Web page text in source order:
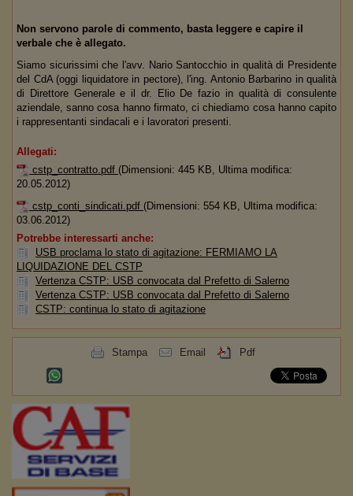
Non servono parole di commento, basta leggere e capire il
verbale che è allegato.
Siamo sicurissimi che l'avv. Nario Santocchio in qualità di Presidente
del CdA (oggi liquidatore in pectore), l'ing. Antonio Barbarino in qualità
di Direttore Generale e il dr. Elio De fazio in qualità di consulente
aziendale, sanno cosa hanno firmato, ci chiediamo cosa hanno capito
i rappresentanti sindacali e i lavoratori presenti.
Allegati:
cstp_contratto.pdf (Dimensioni: 445 KB, Ultima modifica:
20.05.2012)
cstp_conti_sindicati.pdf (Dimensioni: 554 KB, Ultima modifica:
03.06.2012)
Potrebbe interessarti anche:
USB proclama lo stato di agitazione: FERMIAMO LA
LIQUIDAZIONE DEL CSTP
Vertenza CSTP: USB convocata dal Prefetto di Salerno
Vertenza CSTP: USB convocata dal Prefetto di Salerno
CSTP: continua lo stato di agitazione
Stampa Email Pdf